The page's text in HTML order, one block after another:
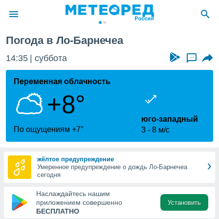
о
Вы можете
к этому
доступ
Погода в Ло-Барнечеа
14:35 суббота ...
Переменная облачность
+8°
По ощущениям +7°
юго-западный
3
8 м/с
жёлтое предупреждение
Умеренное предупреждение о дождь Ло-Барнечеа
сегодня
Наслаждайтесь нашим
приложением совершенно
БЕСПЛАТНО
Установить